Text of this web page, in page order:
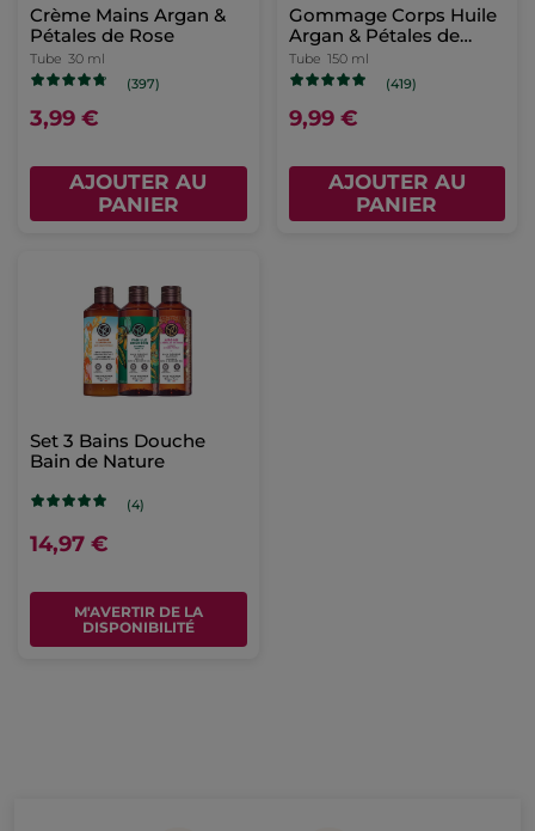
Crème Mains Argan &
Pétales de Rose
Tube 30 ml
(397)
3,99 €
AJOUTER AU
PANIER
Gommage Corps Huile
Argan & Pétales de
Rose
Tube 150 ml
(419)
9,99 €
AJOUTER AU
PANIER
Set 3 Bains Douche
Bain de Nature
(4)
14,97 €
M'AVERTIR DE LA
DISPONIBILITÉ